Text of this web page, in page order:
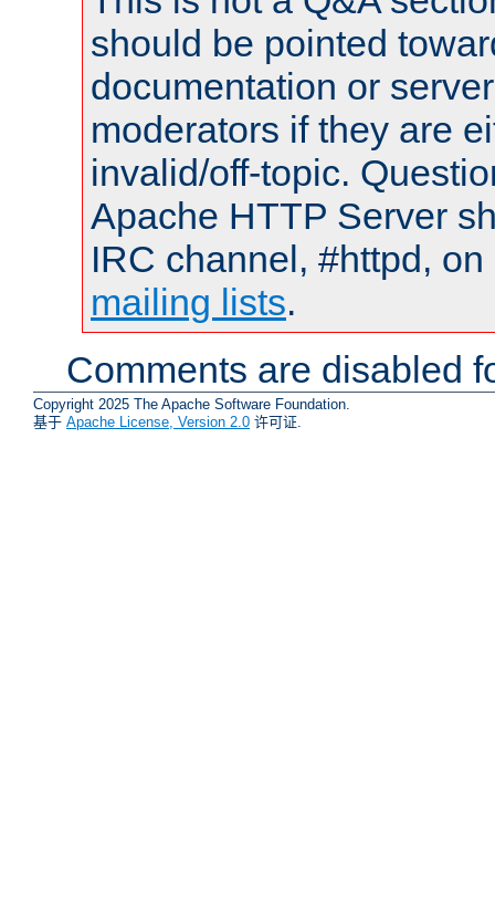
should be pointed
documentation or
moderators if they are
invalid/off-topic.
Apache HTTP Server
IRC channel, #httpd,
mailing lists.
Comments are disabled
Copyright 2025 The Apache Software Foundation.
基于 Apache License, Version 2.0 许可证.